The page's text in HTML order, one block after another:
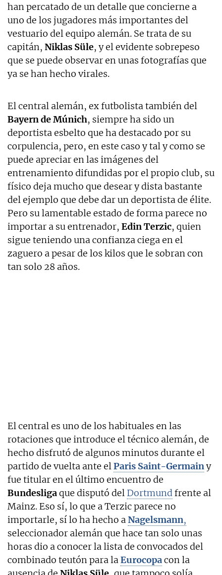
han percatado de un detalle que concierne a
uno de los jugadores más importantes del
vestuario del equipo alemán. Se trata de su
capitán, Niklas Süle, y el evidente sobrepeso
que se puede observar en unas fotografías que
ya se han hecho virales.
El central alemán, ex futbolista también del
Bayern de Múnich, siempre ha sido un
deportista esbelto que ha destacado por su
corpulencia, pero, en este caso y tal y como se
puede apreciar en las imágenes del
entrenamiento difundidas por el propio club, su
físico deja mucho que desear y dista bastante
del ejemplo que debe dar un deportista de élite.
Pero su lamentable estado de forma parece no
importar a su entrenador, Edin Terzic, quien
sigue teniendo una confianza ciega en el
zaguero a pesar de los kilos que le sobran con
tan solo 28 años.
El central es uno de los habituales en las
rotaciones que introduce el técnico alemán, de
hecho disfrutó de algunos minutos durante el
partido de vuelta ante elParis Saint-Germainy
fue titular en el último encuentro de
Bundesligaque disputó del Dortmundfrente al
Mainz. Eso sí, lo que a Terzic parece no
importarle, sí lo ha hecho aNagelsmann,
seleccionador alemán que hace tan solo unas
horas dio a conocer la lista de convocados del
combinado teutón para laEurocopacon la